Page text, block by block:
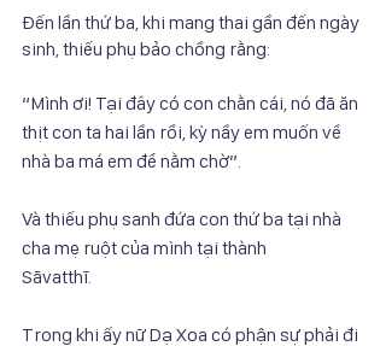
Đến lần thứ ba, khi mang thai gần đến ngày
sinh, thiếu phụ bảo chồng rằng:
“Mình ơi! Tại đây có con chằn cái, nó đã ăn
thịt con ta hai lần rồi, kỳ nầy em muốn về
nhà ba má em để nằm chờ”.
Và thiếu phụ sanh đứa con thứ ba tại nhà
cha mẹ ruột của mình tại thành
Sāvatthī.
Trong khi ấy nữ Dạ Xoa có phận sự phải đi